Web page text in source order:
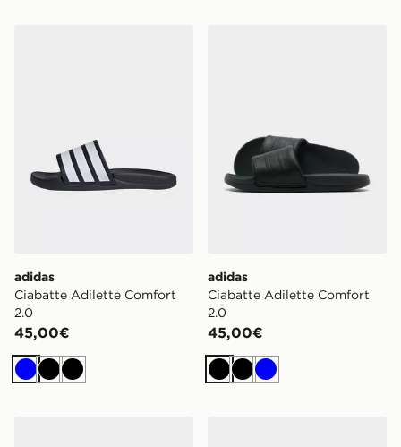
adidas
Ciabatte Adilette Comfort
2.0
45,00€
BluNeroNero
adidas
Ciabatte Adilette Comfort
2.0
45,00€
NeroNero
Blu